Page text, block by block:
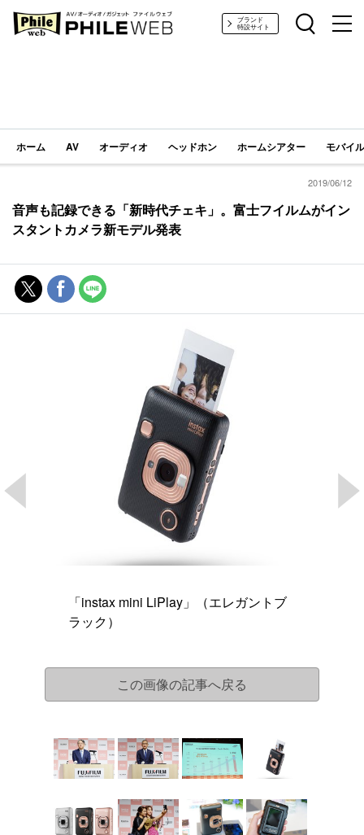
PHILE WEB｜AV/オーディオ/ガジェットブランド
特設サイト
ホーム AV オーディオ ヘッドホン ホームシアター モバイ
2019/06/12
音声も記録できる「新時代チェキ」。富士フイルムがイン
スタントカメラ新モデル発表
「instax mini LiPlay」（エレガントブ
ラック）
この画像の記事へ戻る